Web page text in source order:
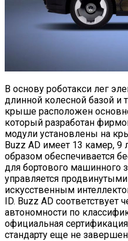
В основу роботакси лег
длинной колесной базой и
крыше расположен
который разработан
модули установлены на
Buzz AD имеет 13 камер, 9
образом обеспечивается
для бортового машинного
управляется
искусственным
ID. Buzz AD соответствует
автономности по
официальная
стандарту еще не